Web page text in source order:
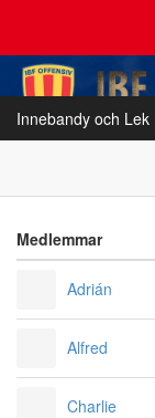
Innebandy och Lek
Medlemmar
Adrián
Alfred
Charlie